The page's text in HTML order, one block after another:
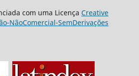
com uma Licença Creative
NãoComercial-SemDerivações